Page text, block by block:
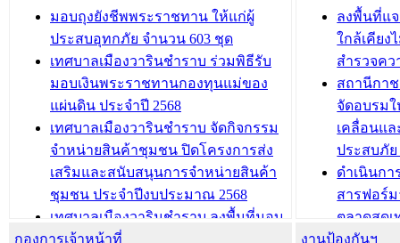
บทความ อื่นๆ ...
เทศบาลเมืองวารินชำราบ ร่วมการ
ประชุมวิชาการระดับนานาชาติและ
นิทรรศการด้านนวัตกรรมท้องถิ่น 2568
และรับรางวัลทีมนักวิจัยดีเด่นจาก
นวัตกรรมโครงการทะเบียนภาษีป้าย
ประชุมผู้เช่าอาคารพาณิชย์ บริเวณ
ถนนเกษมสุขและถนนประทุมเทพภักดี
บทความ อื่นๆ ...
เทศบาล
รับฟังคว
ผังเมือง
วารินชำ
เทศบาล
ซักซ้อมแ
ประโยช
บทความ อื่นๆ ...
มอบถุงยังชีพพระราชทาน ให้แก่ผู้
ประสบอุทกภัย จำนวน 603 ชุด
เทศบาลเมืองวารินชำราบ ร่วมพิธีรับ
มอบเงินพระราชทานกองทุนแม่ของ
แผ่นดิน ประจำปี 2568
เทศบาลเมืองวารินชำราบ จัดกิจกรรม
จำหน่ายสินค้าชุมชน ปิดโครงการส่ง
เสริมและสนับสนุนการจำหน่ายสินค้า
ชุมชน ประจำปีงบประมาณ 2568
เทศบาลเมืองวารินชำราบ ลงพื้นที่มอบ
น้ำดื่มแก่ผู้พักอาศัย ณ ศูนย์พักพิง
ลงพื้นที่แ
ใกล้เคียง
สำรวจค
สถานีกา
จัดอบรม
เคลื่อนแ
ประสบภั
ดำเนินกา
สารฟอร์
ตลาดสดเ
วารินชำร
กองการเจ้าหน้าที่ งานป้องกันฯ